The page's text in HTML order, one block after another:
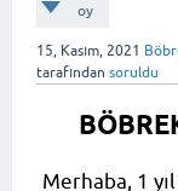
oy
15, Kasım, 2021
tarafından soruldu
Merhaba, 1